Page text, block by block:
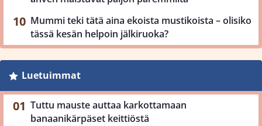
Mummi teki tätä aina ekoista mustikoista – olisiko
tässä kesän helpoin jälkiruoka?
Luetuimmat
Tuttu mauste auttaa karkottamaan
banaanikärpäset keittiöstä